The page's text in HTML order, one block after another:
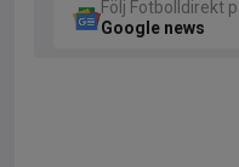
Följ Fotbolldirekt
Google news